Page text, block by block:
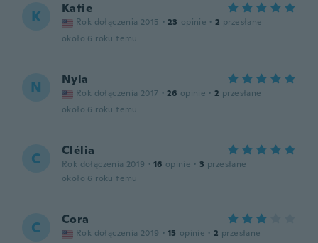
K Katie
Rok dołączenia 2015 · 23 opinie · 2 przesłane
około 6 roku temu
N Nyla
Rok dołączenia 2017 · 26 opinie · 2 przesłane
około 6 roku temu
C Clélia
Rok dołączenia 2019 · 16 opinie · 3 przesłane
około 6 roku temu
C Cora
Rok dołączenia 2019 · 15 opinie · 2 przesłane